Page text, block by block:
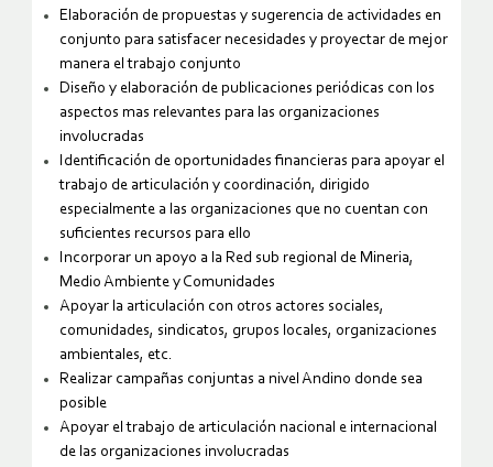
Elaboración de propuestas y sugerencia de actividades en
conjunto para satisfacer necesidades y proyectar de mejor
manera el trabajo conjunto
Diseño y elaboración de publicaciones periódicas con los
aspectos mas relevantes para las organizaciones
involucradas
Identificación de oportunidades financieras para apoyar el
trabajo de articulación y coordinación, dirigido
especialmente a las organizaciones que no cuentan con
suficientes recursos para ello
Incorporar un apoyo a la Red sub regional de Mineria,
Medio Ambiente y Comunidades
Apoyar la articulación con otros actores sociales,
comunidades, sindicatos, grupos locales, organizaciones
ambientales, etc.
Realizar campañas conjuntas a nivel Andino donde sea
posible
Apoyar el trabajo de articulación nacional e internacional
de las organizaciones involucradas